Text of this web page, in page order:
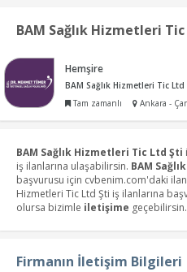
BAM Sağlık Hizmetleri
Hemşire
BAM Sağlık Hizmetleri Tic Ltd
Tam zamanlı
Ankara -
BAM Sağlık Hizmetleri Tic Ltd Şti
iş ilanlarına ulaşabilirsin. BAM
başvurusu için cvbenim.com'daki
Hizmetleri Tic Ltd Şti iş ilanlarına
olursa bizimle iletişime geçebilirsin.
Firmanın İletişim Bilgileri